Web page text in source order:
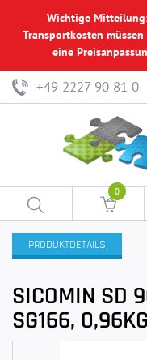
Wichtige
Transportkosten
eine
+49 2227 90 81 0
0
PRODUKTDETAILS
SICOMIN SD
SG166, 0,96KG